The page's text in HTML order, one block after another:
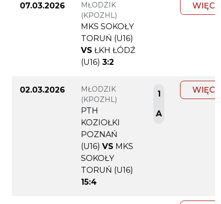
07.03.2026
MŁODZIK
(KPOZHL)
MKS SOKOŁY
TORUŃ (U16)
VS ŁKH ŁÓDŹ
(U16) 3:2
02.03.2026
MŁODZIK
(KPOZHL)
PTH
KOZIOŁKI
POZNAŃ
(U16) VS MKS
SOKOŁY
TORUŃ (U16)
15:4
1
A